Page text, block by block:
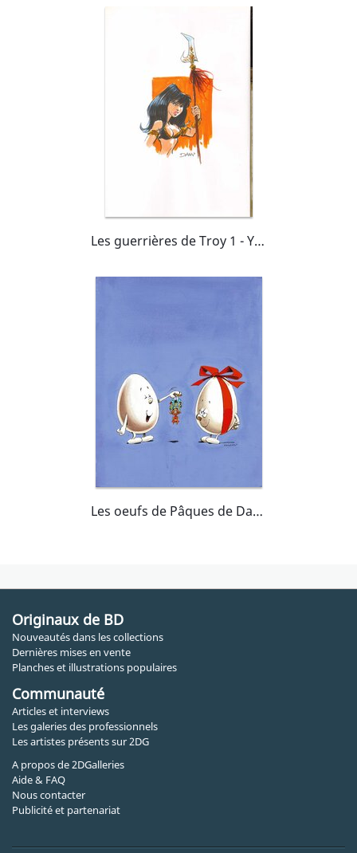
Les guerrières de Troy 1 - Yquem le généreux
Les oeufs de Pâques de Dany
Originaux de BD
Nouveautés dans les collections
Dernières mises en vente
Planches et illustrations populaires
Communauté
Articles et interviews
Les galeries des professionnels
Les artistes présents sur 2DG
A propos de 2DGalleries
Aide & FAQ
Nous contacter
Publicité et partenariat